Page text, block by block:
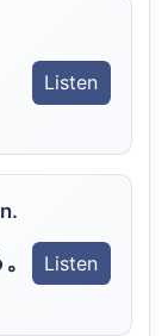
Listen
Listen